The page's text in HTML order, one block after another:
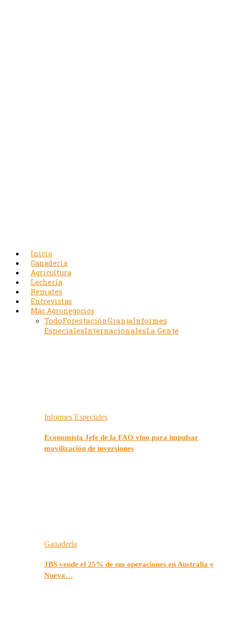
Inicio
Ganadería
Agricultura
Lechería
Remates
Entrevistas
Más Agronegocios
TodoForestaciónGranjaInformes
EspecialesInternacionalesLa Gente
Informes Especiales
Economista Jefe de la FAO vino para impulsar
movilización de inversiones
Ganadería
JBS vende el 25% de sus operaciones en Australia y
Nueva…